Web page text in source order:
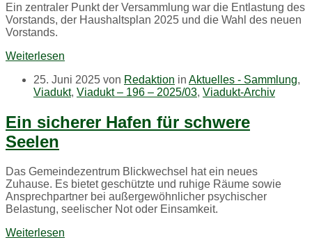
Ein zentraler Punkt der Versammlung war die Entlastung des
Vorstands, der Haushaltsplan 2025 und die Wahl des neuen
Vorstands.
Weiterlesen
25. Juni 2025 von Redaktion in Aktuelles - Sammlung,
Viadukt, Viadukt – 196 – 2025/03, Viadukt-Archiv
Ein sicherer Hafen für schwere
Seelen
Das Gemeindezentrum Blickwechsel hat ein neues
Zuhause. Es bietet geschützte und ruhige Räume sowie
Ansprechpartner bei außergewöhnlicher psychischer
Belastung, seelischer Not oder Einsamkeit.
Weiterlesen